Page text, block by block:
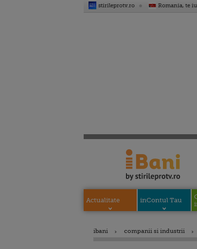
stirileprotv.ro Romania, te
Actualitate inContul Tau
ibani companii si industrii